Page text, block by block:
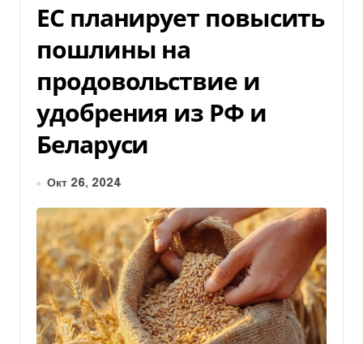
ЕС планирует повысить
пошлины на
продовольствие и
удобрения из РФ и
Беларуси
Окт 26, 2024